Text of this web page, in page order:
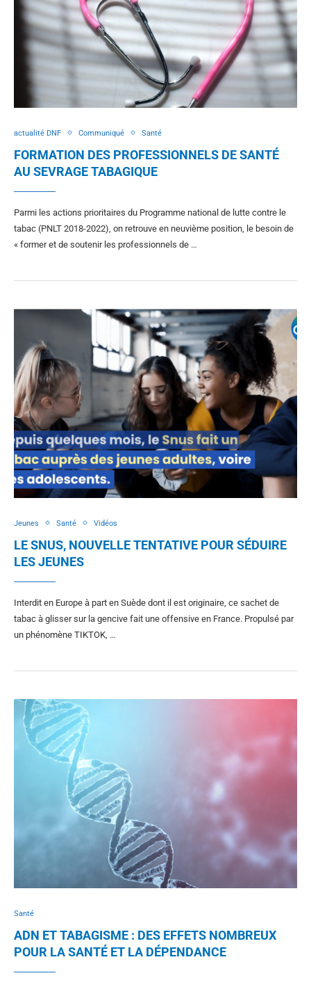
actualité DNF Communiqué Santé
FORMATION DES PROFESSIONNELS DE SANTÉ
AU SEVRAGE TABAGIQUE
Parmi les actions prioritaires du Programme national de lutte contre le
tabac (PNLT 2018-2022), on retrouve en neuvième position, le besoin de
« former et de soutenir les professionnels de …
Jeunes Santé Vidéos
LE SNUS, NOUVELLE TENTATIVE POUR SÉDUIRE
LES JEUNES
Interdit en Europe à part en Suède dont il est originaire, ce sachet de
tabac à glisser sur la gencive fait une offensive en France. Propulsé par
un phénomène TIKTOK, …
Santé
ADN ET TABAGISME : DES EFFETS NOMBREUX
POUR LA SANTÉ ET LA DÉPENDANCE